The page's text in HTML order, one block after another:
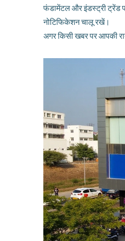
फंडामेंटल और इंडस्ट्री ट्रेंड
नोटिफिकेशन चालू रखें।
अगर किसी खबर पर आपकी